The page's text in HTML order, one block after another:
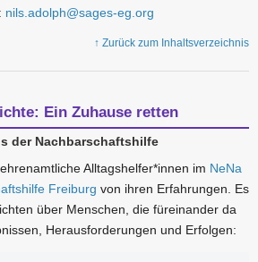
nils.adolph@sages-eg.org
↑ Zurück zum Inhaltsverzeichnis
Ein Zuhause retten
der Nachbarschaftshilfe
Alltagshelfer*innen im NeNa
Freiburg von ihren Erfahrungen. Es
über Menschen, die füreinander da
Herausforderungen und Erfolgen: